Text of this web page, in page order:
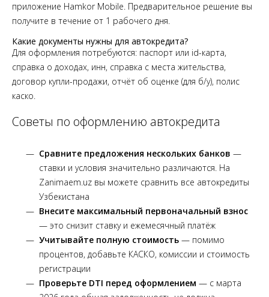
приложение Hamkor Mobile. Предварительное решение вы
получите в течение от 1 рабочего дня.
Какие документы нужны для автокредита?
Для оформления потребуются: паспорт или id-карта,
справка о доходах, инн, справка с места жительства,
договор купли-продажи, отчёт об оценке (для б/у), полис
каско.
Советы по оформлению автокредита
Сравните предложения нескольких банков —
ставки и условия значительно различаются. На
Zanimaem.uz вы можете сравнить все автокредиты
Узбекистана
Внесите максимальный первоначальный взнос
— это снизит ставку и ежемесячный платёж
Учитывайте полную стоимость — помимо
процентов, добавьте КАСКО, комиссии и стоимость
регистрации
Проверьте DTI перед оформлением — с марта